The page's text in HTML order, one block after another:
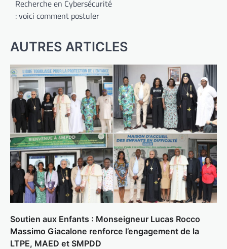
Recherche en Cybersécurité
: voici comment postuler
AUTRES ARTICLES
Soutien aux Enfants : Monseigneur Lucas Rocco
Massimo Giacalone renforce l’engagement de la
LTPE, MAED et SMPDD